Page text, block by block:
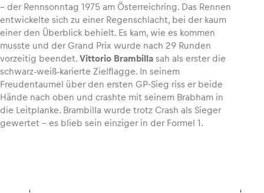
Business
– der Rennsonntag 1975 am Österreichring. Das Rennen
entwickelte sich zu einer Regenschlacht, bei der kaum
einer den Überblick behielt. Es kam, wie es kommen
musste und der Grand Prix wurde nach 29 Runden
vorzeitig beendet. Vittorio Brambilla sah als erster die
schwarz-weiß-karierte Zielflagge. In seinem
Freudentaumel über den ersten GP-Sieg riss er beide
Hände nach oben und crashte mit seinem Brabham in
die Leitplanke. Brambilla wurde trotz Crash als Sieger
gewertet – es blieb sein einziger in der Formel 1.